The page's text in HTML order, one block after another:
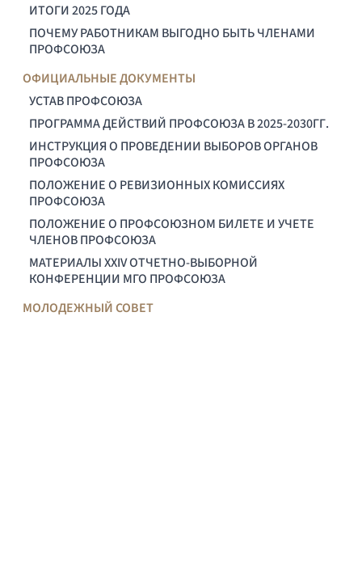
ИТОГИ 2025 ГОДА
ПОЧЕМУ РАБОТНИКАМ ВЫГОДНО БЫТЬ ЧЛЕНАМИ
ПРОФСОЮЗА
ОФИЦИАЛЬНЫЕ ДОКУМЕНТЫ
УСТАВ ПРОФСОЮЗА
ПРОГРАММА ДЕЙСТВИЙ ПРОФСОЮЗА В 2025-2030ГГ.
ИНСТРУКЦИЯ О ПРОВЕДЕНИИ ВЫБОРОВ ОРГАНОВ
ПРОФСОЮЗА
ПОЛОЖЕНИЕ О РЕВИЗИОННЫХ КОМИССИЯХ
ПРОФСОЮЗА
ПОЛОЖЕНИЕ О ПРОФСОЮЗНОМ БИЛЕТЕ И УЧЕТЕ
ЧЛЕНОВ ПРОФСОЮЗА
МАТЕРИАЛЫ XXIV ОТЧЕТНО-ВЫБОРНОЙ
КОНФЕРЕНЦИИ МГО ПРОФСОЮЗА
МОЛОДЕЖНЫЙ СОВЕТ